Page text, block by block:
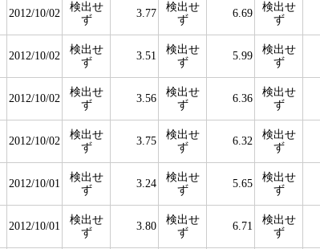
2012/10/02
検出せ
ず
3.77
検出せ
ず
6.69
検出せ
ず
2012/10/02
検出せ
ず
3.51
検出せ
ず
5.99
検出せ
ず
2012/10/02
検出せ
ず
3.56
検出せ
ず
6.36
検出せ
ず
2012/10/02
検出せ
ず
3.75
検出せ
ず
6.32
検出せ
ず
2012/10/01
検出せ
ず
3.24
検出せ
ず
5.65
検出せ
ず
2012/10/01
検出せ
ず
3.80
検出せ
ず
6.71
検出せ
ず